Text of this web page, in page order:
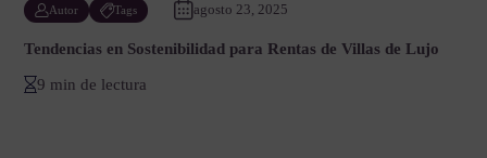
Autor Tags agosto 23, 2025
Tendencias en Sostenibilidad para Rentas de Villas de Lujo
9 min de lectura